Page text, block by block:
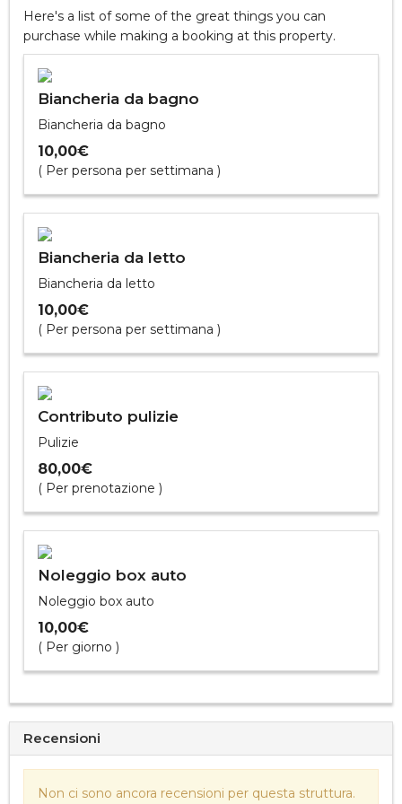
Here's a list of some of the great things you can
purchase while making a booking at this property.
Biancheria da bagno
Biancheria da bagno
10,00€
( Per persona per settimana )
Biancheria da letto
Biancheria da letto
10,00€
( Per persona per settimana )
Contributo pulizie
Pulizie
80,00€
( Per prenotazione )
Noleggio box auto
Noleggio box auto
10,00€
( Per giorno )
Recensioni
Non ci sono ancora recensioni per questa struttura.